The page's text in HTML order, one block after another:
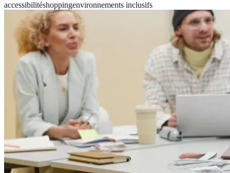
accessibilitéshoppingenvironnements inclusifs